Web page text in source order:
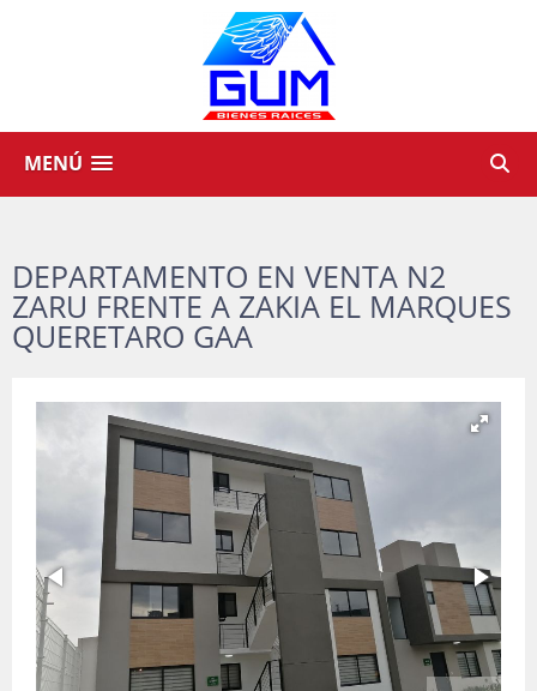
MENÚ
DEPARTAMENTO EN VENTA N2
ZARU FRENTE A ZAKIA EL MARQUES
QUERETARO GAA